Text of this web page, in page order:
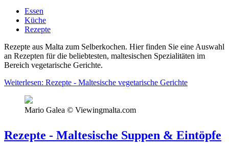
Essen
Küche
Rezepte
Rezepte aus Malta zum Selberkochen. Hier finden Sie eine Auswahl
an Rezepten für die beliebtesten, maltesischen Spezialitäten im
Bereich vegetarische Gerichte.
Weiterlesen: Rezepte - Maltesische vegetarische Gerichte
Mario Galea © Viewingmalta.com
Rezepte - Maltesische Suppen & Eintöpfe